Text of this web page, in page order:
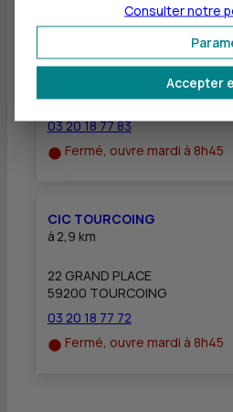
CIC ROUBAIX LEBAS
33 AVENUE JEAN BAPTISTE
59100 ROUBAIX
03 20 18 77 83
Fermé, ouvre mardi à 8h45
CIC TOURCOING
à 2,9 km
22 GRAND PLACE
59200 TOURCOING
03 20 18 77 72
Fermé, ouvre mardi à 8h45
Accepter
Consulter notre